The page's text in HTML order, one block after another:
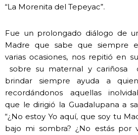
“La Morenita del Tepeyac”.
Fue un prolongado diálogo de
Madre que sabe que siempre
varias ocasiones, nos repitió en
sobre su maternal y cariñosa
brindar siempre ayuda a
recordándonos aquellas
que le dirigió la Guadalupana a
“¿No estoy Yo aquí, que soy tu
bajo mi sombra? ¿No estás por